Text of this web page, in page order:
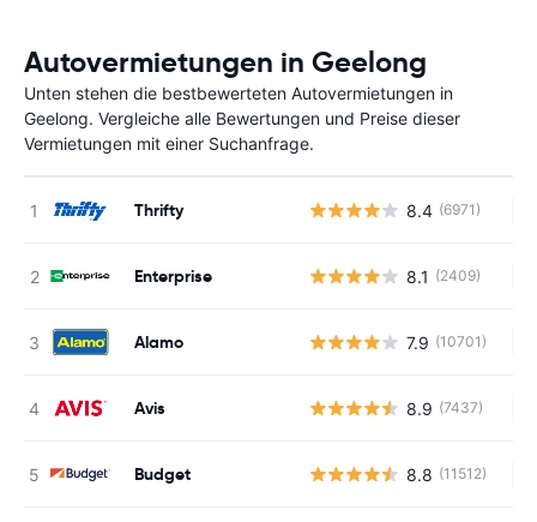
Autovermietungen in Geelong
Unten stehen die bestbewerteten Autovermietungen in
Geelong. Vergleiche alle Bewertungen und Preise dieser
Vermietungen mit einer Suchanfrage.
Thrifty 8.4 (6971)
Enterprise 8.1 (2409)
Alamo 7.9 (10701)
Avis 8.9 (7437)
Budget 8.8 (11512)